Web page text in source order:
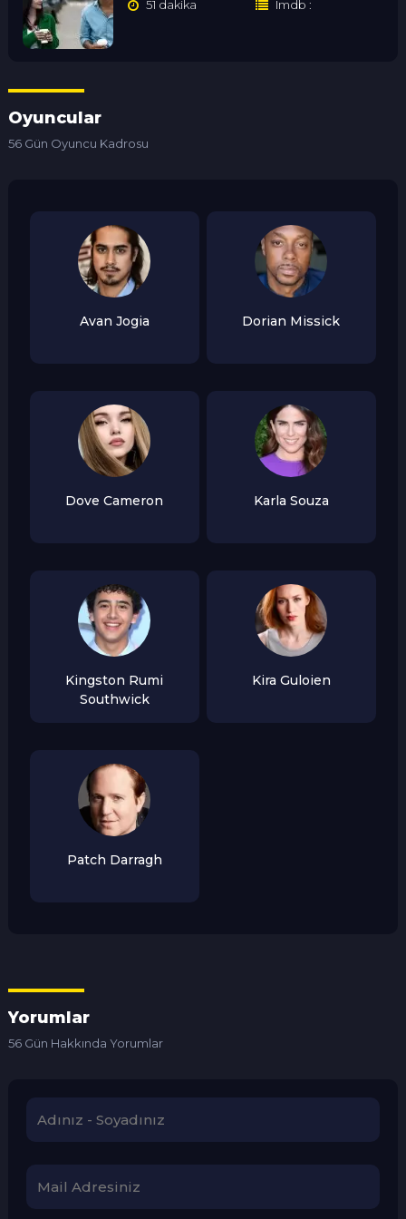
51 dakika Imdb :
Oyuncular
56 Gün Oyuncu Kadrosu
Avan Jogia Dorian Missick
Dove Cameron Karla Souza
Kingston Rumi
Southwick
Kira Guloien
Patch Darragh
Yorumlar
56 Gün Hakkında Yorumlar